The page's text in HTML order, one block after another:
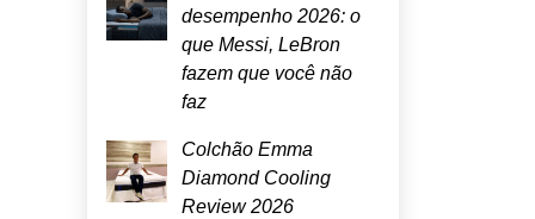
desempenho 2026: o
que Messi, LeBron
fazem que você não
faz
Colchão Emma
Diamond Cooling
Review 2026